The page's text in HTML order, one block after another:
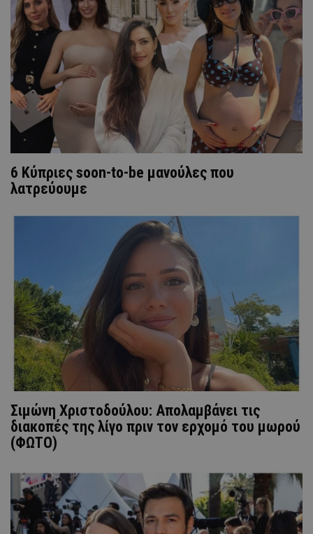
6 Κύπριες soon-to-be μανούλες που
λατρεύουμε
Σιμώνη Χριστοδούλου: Απολαμβάνει τις
διακοπές της λίγο πριν τον ερχομό του μωρού
(ΦΩΤΟ)